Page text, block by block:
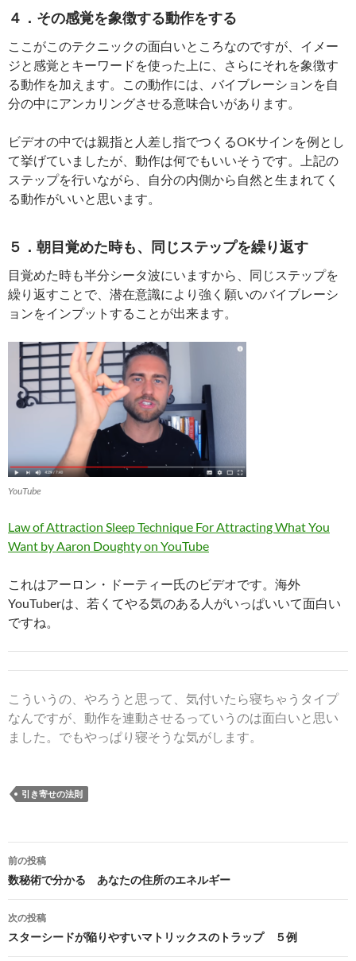
４．その感覚を象徴する動作をする
ここがこのテクニックの面白いところなのですが、イメー
ジと感覚とキーワードを使った上に、さらにそれを象徴す
る動作を加えます。この動作には、バイブレーションを自
分の中にアンカリングさせる意味合いがあります。
ビデオの中では親指と人差し指でつくるOKサインを例とし
て挙げていましたが、動作は何でもいいそうです。上記の
ステップを行いながら、自分の内側から自然と生まれてく
る動作がいいと思います。
５．朝目覚めた時も、同じステップを繰り返す
目覚めた時も半分シータ波にいますから、同じステップを
繰り返すことで、潜在意識により強く願いのバイブレーシ
ョンをインプットすることが出来ます。
YouTube
Law of Attraction Sleep Technique For Attracting What You
Want by Aaron Doughty on YouTube
これはアーロン・ドーティー氏のビデオです。海外
YouTuberは、若くてやる気のある人がいっぱいいて面白い
ですね。
こういうの、やろうと思って、気付いたら寝ちゃうタイプ
なんですが、動作を連動させるっていうのは面白いと思い
ました。でもやっぱり寝そうな気がします。
引き寄せの法則
投
稿
ナ
ビ
前の投稿
数秘術で分かる あなたの住所のエネルギー
次の投稿
スターシードが陥りやすいマトリックスのトラップ ５例